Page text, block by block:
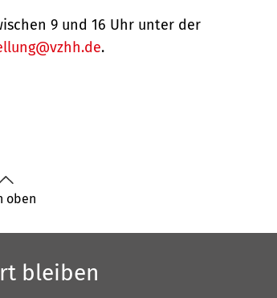
9 und 16 Uhr unter der
.
oben
bleiben